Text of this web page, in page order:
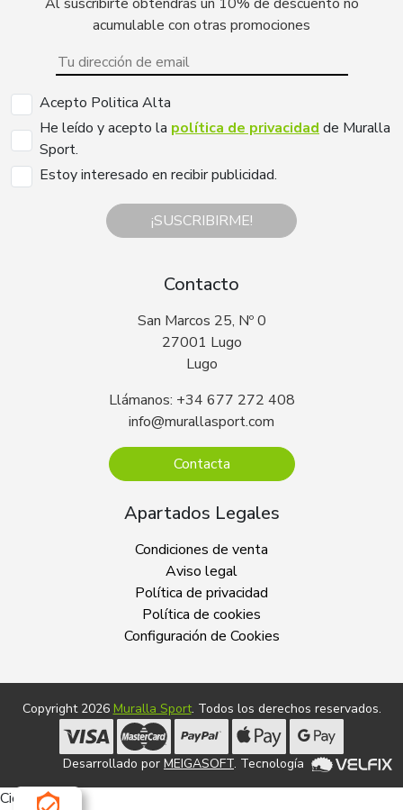
acumulable con otras promociones
Acepto Politica Alta
He leído y acepto la política de privacidad de Muralla
Sport.
Estoy interesado en recibir publicidad.
¡SUSCRIBIRME!
Contacto
San Marcos 25, Nº 0
27001 Lugo
Lugo
Llámanos: +34 677 272 408
info@murallasport.com
Contacta
Apartados Legales
Condiciones de venta
Aviso legal
Política de privacidad
Política de cookies
Configuración de Cookies
Copyright 2026 Muralla Sport. Todos los derechos reservados.
Desarrollado por MEIGASOFT. Tecnología
Cierra